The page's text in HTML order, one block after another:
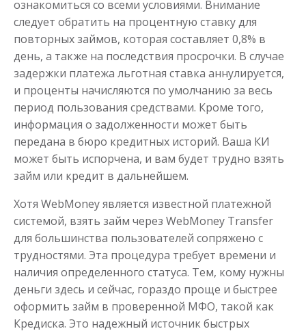
ознакомиться со всеми условиями. Внимание
следует обратить на процентную ставку для
повторных займов, которая составляет 0,8% в
день, а также на последствия просрочки. В случае
задержки платежа льготная ставка аннулируется,
и проценты начисляются по умолчанию за весь
период пользования средствами. Кроме того,
информация о задолженности может быть
передана в бюро кредитных историй. Ваша КИ
может быть испорчена, и вам будет трудно взять
займ или кредит в дальнейшем.
Хотя WebMoney является известной платежной
системой, взять займ через WebMoney Transfer
для большинства пользователей сопряжено с
трудностями. Эта процедура требует времени и
наличия определенного статуса. Тем, кому нужны
деньги здесь и сейчас, гораздо проще и быстрее
оформить займ в проверенной МФО, такой как
Кредиска. Это надежный источник быстрых